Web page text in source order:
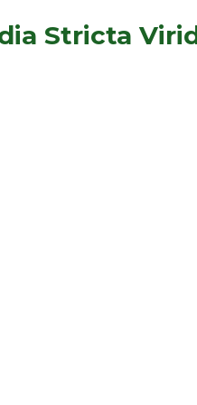
Stricta